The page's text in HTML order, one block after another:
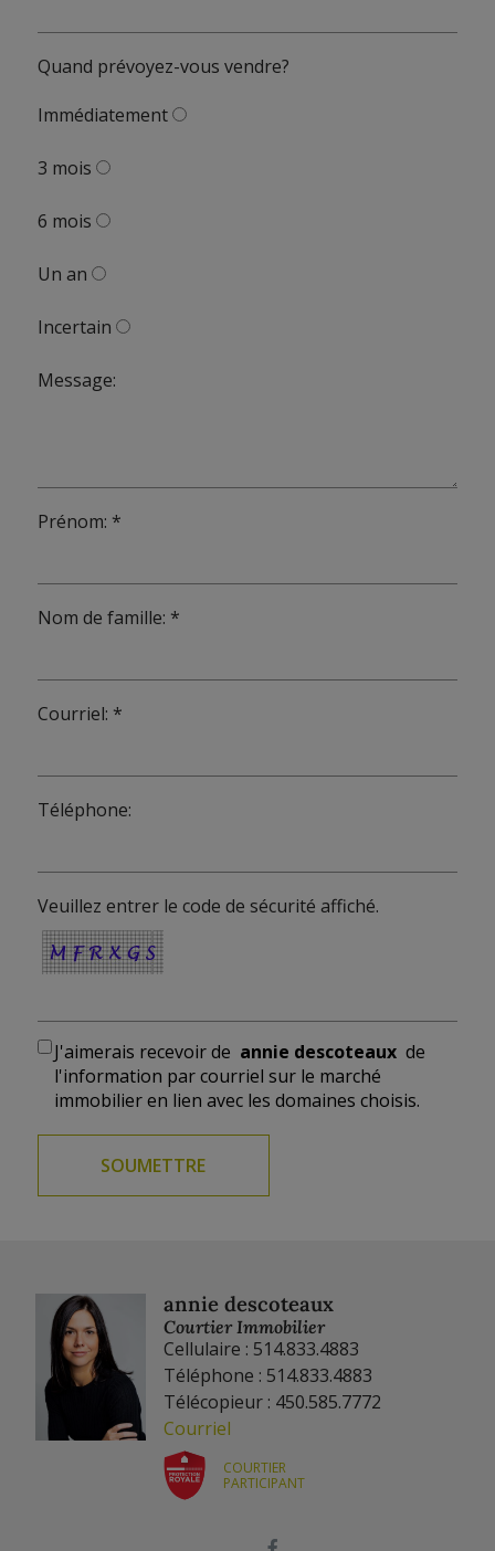
Quand prévoyez-vous vendre?
Immédiatement
3 mois
6 mois
Un an
Incertain
Message:
Prénom: *
Nom de famille: *
Courriel: *
Téléphone:
Veuillez entrer le code de sécurité affiché.
J'aimerais recevoir de annie descoteaux de
l'information par courriel sur le marché
immobilier en lien avec les domaines choisis.
annie descoteaux
Courtier Immobilier
Cellulaire : 514.833.4883
Téléphone : 514.833.4883
Télécopieur : 450.585.7772
Courriel
COURTIER
PARTICIPANT